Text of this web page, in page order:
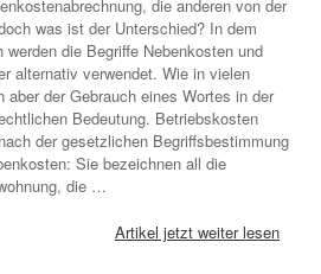
die anderen von der
was ist der Unterschied? In dem
die Begriffe Nebenkosten und
alternativ verwendet. Wie in vielen
der Gebrauch eines Wortes in der
Bedeutung. Betriebskosten
der gesetzlichen Begriffsbestimmung
Sie bezeichnen all die
die …
Artikel jetzt weiter lesen